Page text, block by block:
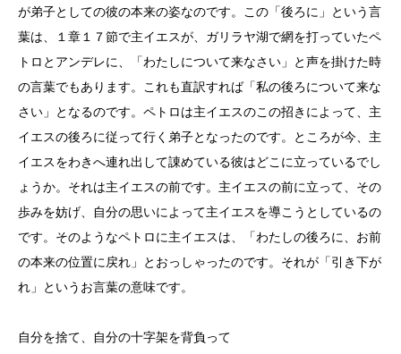
が弟子としての彼の本来の姿なのです。この「後ろに」という言
葉は、１章１７節で主イエスが、ガリラヤ湖で網を打っていたペ
トロとアンデレに、「わたしについて来なさい」と声を掛けた時
の言葉でもあります。これも直訳すれば「私の後ろについて来な
さい」となるのです。ペトロは主イエスのこの招きによって、主
イエスの後ろに従って行く弟子となったのです。ところが今、主
イエスをわきへ連れ出して諌めている彼はどこに立っているでし
ょうか。それは主イエスの前です。主イエスの前に立って、その
歩みを妨げ、自分の思いによって主イエスを導こうとしているの
です。そのようなペトロに主イエスは、「わたしの後ろに、お前
の本来の位置に戻れ」とおっしゃったのです。それが「引き下が
れ」というお言葉の意味です。
自分を捨て、自分の十字架を背負って